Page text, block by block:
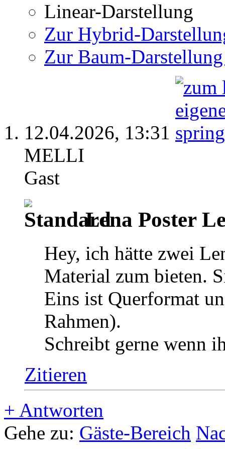
Linear-Darstellung
Zur Hybrid-
Zur Baum-
12.04.2026, 13:31
MELLI
Gast
Lena Poster
Hey, ich hätte zwei
Material zum bieten.
Eins ist Querformat
Rahmen).
Schreibt gerne wenn
Zitieren
+ Antworten
Gehe zu: Gäste-Bereich